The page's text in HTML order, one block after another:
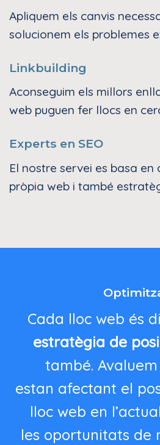
Apliquem els canvis
solucionem els problemes
Linkbuilding
Aconseguim els millors
web puguen fer llocs en
Experts en SEO
El nostre servei es basa en
pròpia web i també
Cada lloc web és
estratègia de
també.
estan afectant el
lloc web en
les oportunitats de